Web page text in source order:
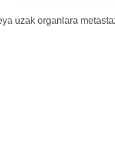
uzak organlara